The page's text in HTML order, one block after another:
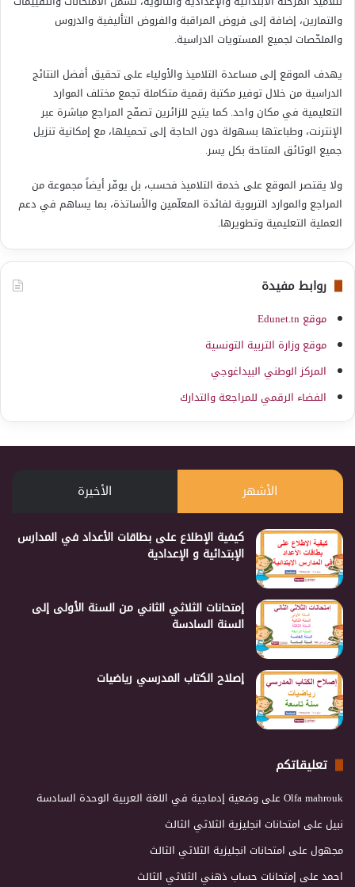
والتمارين، إضافة إلى فروض المراقبة والفروض التأليفية والدروس
والملخّصات لجميع المستويات الدراسية.
يهدف الموقع إلى مساعدة التلاميذ والأولياء على تحقيق أفضل النتائج
الدراسية من خلال توفير مكتبة رقمية متكاملة تجمع مختلف الموارد
التعليمية في مكان واحد. كما يتيح للزائرين تصفّح المراجع مباشرة عبر
الإنترنت، وطباعتها بسهولة دون الحاجة إلى تحميلها، مع إمكانية تنزيل
جميع الوثائق المتاحة بكل يسر.
ولا يقتصر الموقع على خدمة التلاميذ فحسب، بل يوفّر أيضاً مجموعة من
المراجع والموارد التربوية لفائدة المعلّمين والأساتذة، بما يساهم في دعم
العملية التعليمية وتطويرها.
روابط مفيدة
موقع Edunet.tn
موقع وزارة التربية التونسية
المركز الوطني البيداغوجي
الفضاء الرقمي للمراجعة والتدارك
الأشهر الأخيرة
كيفية الإطلاع على بطاقات الأعداد في المدارس
الإبتدائية و الإعدادية
إمتحانات الثلاثي الثاني من السنة الأولى إلى
السنة السادسة
إصلاح الكتاب المدرسي رياضيات
تعليقاتكم
Olfa mahroukعلى وضعية إدماجية في اللغة العربية الوحدة السادسة
نبيلعلى امتحانات انجليزية الثلاثي الثالث
مجهولعلى امتحانات انجليزية الثلاثي الثالث
احمدعلى إمتحانات حساب ذهني الثلاثي الثالث